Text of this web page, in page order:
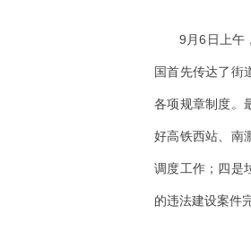
9月6日上午
国首先传达了街
各项规章制度。
好高铁西站、南
调度工作；四是
的违法建设案件